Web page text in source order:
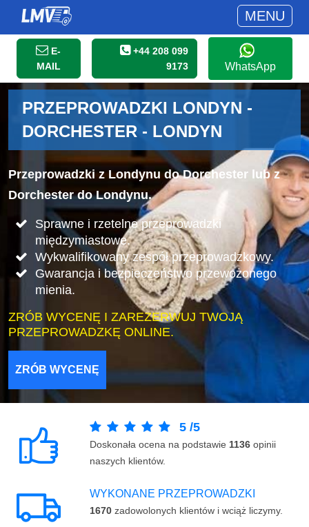
MENU
E-
MAIL
+44 208 099
9173
WhatsApp
PRZEPROWADZKI LONDYN -
DORCHESTER - LONDYN
Przeprowadzki z Londynu do Dorchester lub z
Dorchester do Londynu.
Sprawne i rzetelne przeprowadzki
międzymiastowe.
Wykwalifikowany zespół przeprowadzkowy.
Gwarancja i bezpieczeństwo przewożonego
mienia.
ZRÓB WYCENĘ I ZAREZERWUJ TWOJĄ
PRZEPROWADZKĘ ONLINE.
ZRÓB WYCENĘ
5 /5
Doskonała ocena na podstawie 1136 opinii
naszych klientów.
WYKONANE PRZEPROWADZKI
1670 zadowolonych klientów i wciąż liczymy.